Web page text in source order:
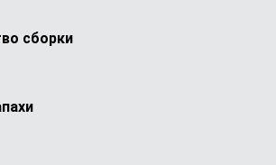
сборки